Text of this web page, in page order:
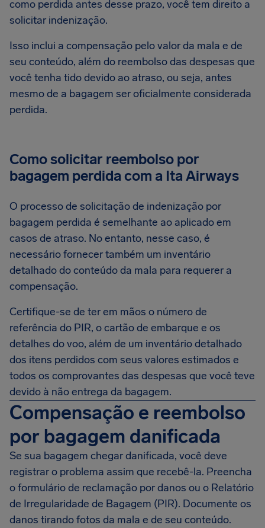
como perdida antes desse prazo, você tem direito a
solicitar indenização.
Isso inclui a compensação pelo valor da mala e de
seu conteúdo, além do reembolso das despesas que
você tenha tido devido ao atraso, ou seja, antes
mesmo de a bagagem ser oficialmente considerada
perdida.
Como solicitar reembolso por
bagagem perdida com a Ita Airways
O processo de solicitação de indenização por
bagagem perdida é semelhante ao aplicado em
casos de atraso. No entanto, nesse caso, é
necessário fornecer também um inventário
detalhado do conteúdo da mala para requerer a
compensação.
Certifique-se de ter em mãos o número de
referência do PIR, o cartão de embarque e os
detalhes do voo, além de um inventário detalhado
dos itens perdidos com seus valores estimados e
todos os comprovantes das despesas que você teve
devido à não entrega da bagagem.
Compensação e reembolso
por bagagem danificada
Se sua bagagem chegar danificada, você deve
registrar o problema assim que recebê-la. Preencha
o formulário de reclamação por danos ou o Relatório
de Irregularidade de Bagagem (PIR). Documente os
danos tirando fotos da mala e de seu conteúdo.